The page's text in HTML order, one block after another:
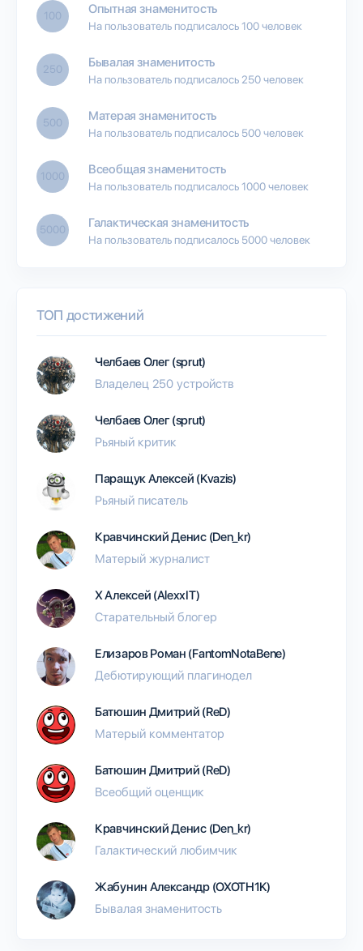
100 Опытная знаменитость
На пользователь подписалось 100 человек
250 Бывалая знаменитость
На пользователь подписалось 250 человек
500 Матерая знаменитость
На пользователь подписалось 500 человек
1000 Всеобщая знаменитость
На пользователь подписалось 1000 человек
5000 Галактическая знаменитость
На пользователь подписалось 5000 человек
ТОП достижений
Челбаев Олег (sprut)
Владелец 250 устройств
Челбаев Олег (sprut)
Рьяный критик
Паращук Алексей (Kvazis)
Рьяный писатель
Кравчинский Денис (Den_kr)
Матерый журналист
Х Алексей (AlexxIT)
Старательный блогер
Елизаров Роман (FantomNotaBene)
Дебютирующий плагинодел
Батюшин Дмитрий (ReD)
Матерый комментатор
Батюшин Дмитрий (ReD)
Всеобщий оценщик
Кравчинский Денис (Den_kr)
Галактический любимчик
Жабунин Александр (OXOTH1K)
Бывалая знаменитость